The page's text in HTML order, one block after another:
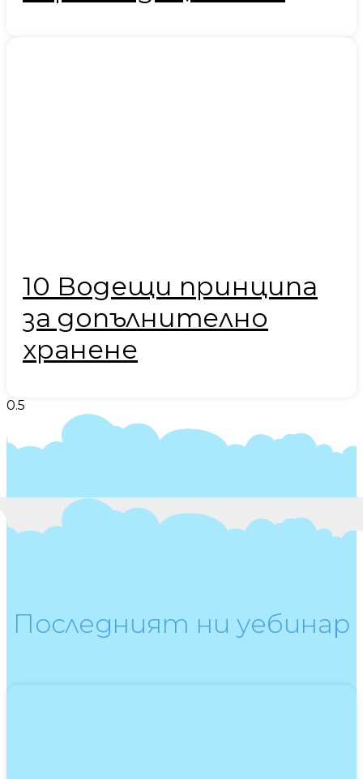
10 Водещи принципа
за допълнително
хранене
Последният ни уебинар